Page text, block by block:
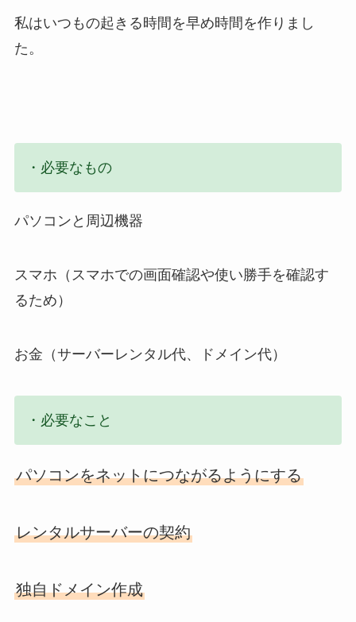
私はいつもの起きる時間を早め時間を作りまし
た。
・必要なもの
パソコンと周辺機器
スマホ（スマホでの画面確認や使い勝手を確認す
るため）
お金（サーバーレンタル代、ドメイン代）
・必要なこと
パソコンをネットにつながるようにする
レンタルサーバーの契約
独自ドメイン作成